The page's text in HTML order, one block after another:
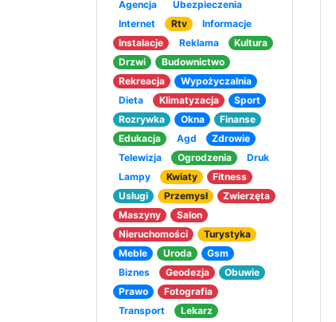
Agencja
Ubezpieczenia
Internet
Rtv
Informacje
Instalacje
Reklama
Kultura
Drzwi
Budownictwo
Rekreacja
Wypożyczalnia
Dieta
Klimatyzacja
Sport
Rozrywka
Okna
Finanse
Edukacja
Agd
Zdrowie
Telewizja
Ogrodzenia
Druk
Lampy
Kwiaty
Fitness
Usługi
Przemysł
Zwierzęta
Maszyny
Salon
Nieruchomości
Turystyka
Meble
Uroda
Gsm
Biznes
Geodezja
Obuwie
Prawo
Fotografia
Transport
Lekarz